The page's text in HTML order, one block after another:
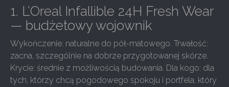
1. L’Oreal Infallible 24H Fresh Wear
— budżetowy wojownik
Wykończenie: naturalne do pół-matowego. Trwałość:
zacna, szczególnie na dobrze przygotowanej skórze.
Krycie: średnie z możliwością budowania. Dla kogo: dla
tych, którzy chcą pogodowego spokoju i portfela, który